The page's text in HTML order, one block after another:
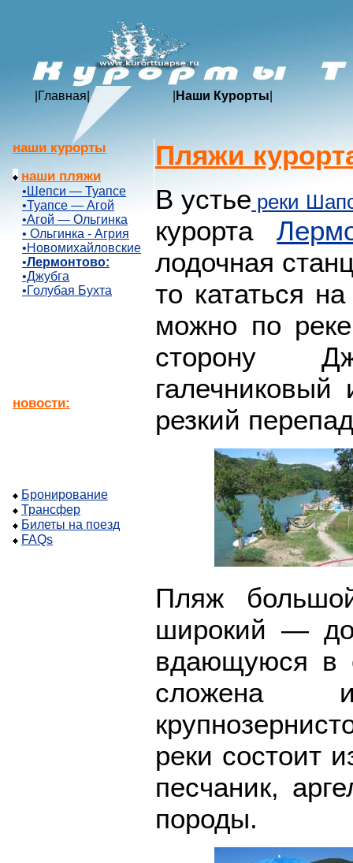
Главная Наши Курорты
наши курорты
наши пляжи
•Шепси — Туапсе
•Туапсе — Агой
•Агой — Ольгинка
• Ольгинка - Агрия
•Новомихайловские
•Лермонтово:
•Джубга
•Голубая Бухта
новости:
Бронирование
Трансфер
Билеты на поезд
FAQs
Пляжи
В устье реки
курорта
лодочная
то кататься
можно по
сторону
резкий
Пляж
широкий — до
вдающуюся в
сложена
реки состоит
песчаник,
породы.